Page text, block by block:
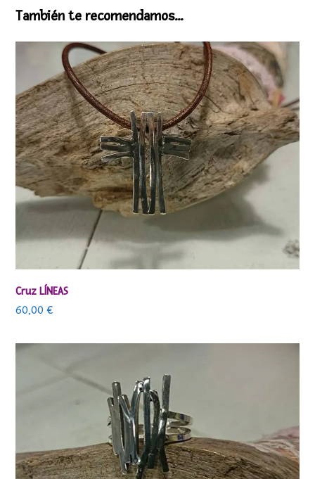
También te recomendamos…
Cruz LÍNEAS
60,00€